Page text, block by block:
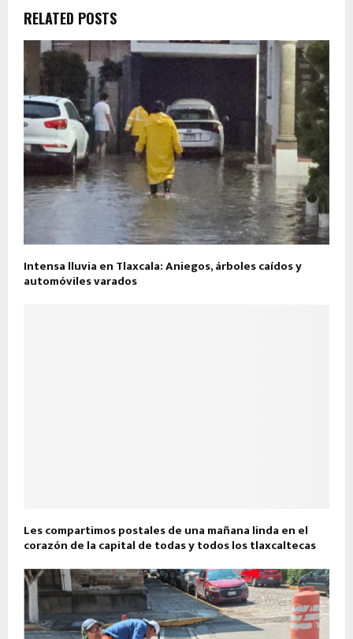
RELATED POSTS
Intensa lluvia en Tlaxcala: Aniegos, árboles caídos y
automóviles varados
Les compartimos postales de una mañana linda en el
corazón de la capital de todas y todos los tlaxcaltecas